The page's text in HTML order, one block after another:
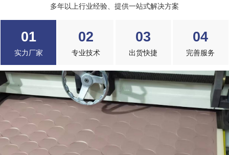
多年以上行业经验、提供一站式解决方案
01
实力厂家
02
专业技术
03
出货快捷
04
完善服务